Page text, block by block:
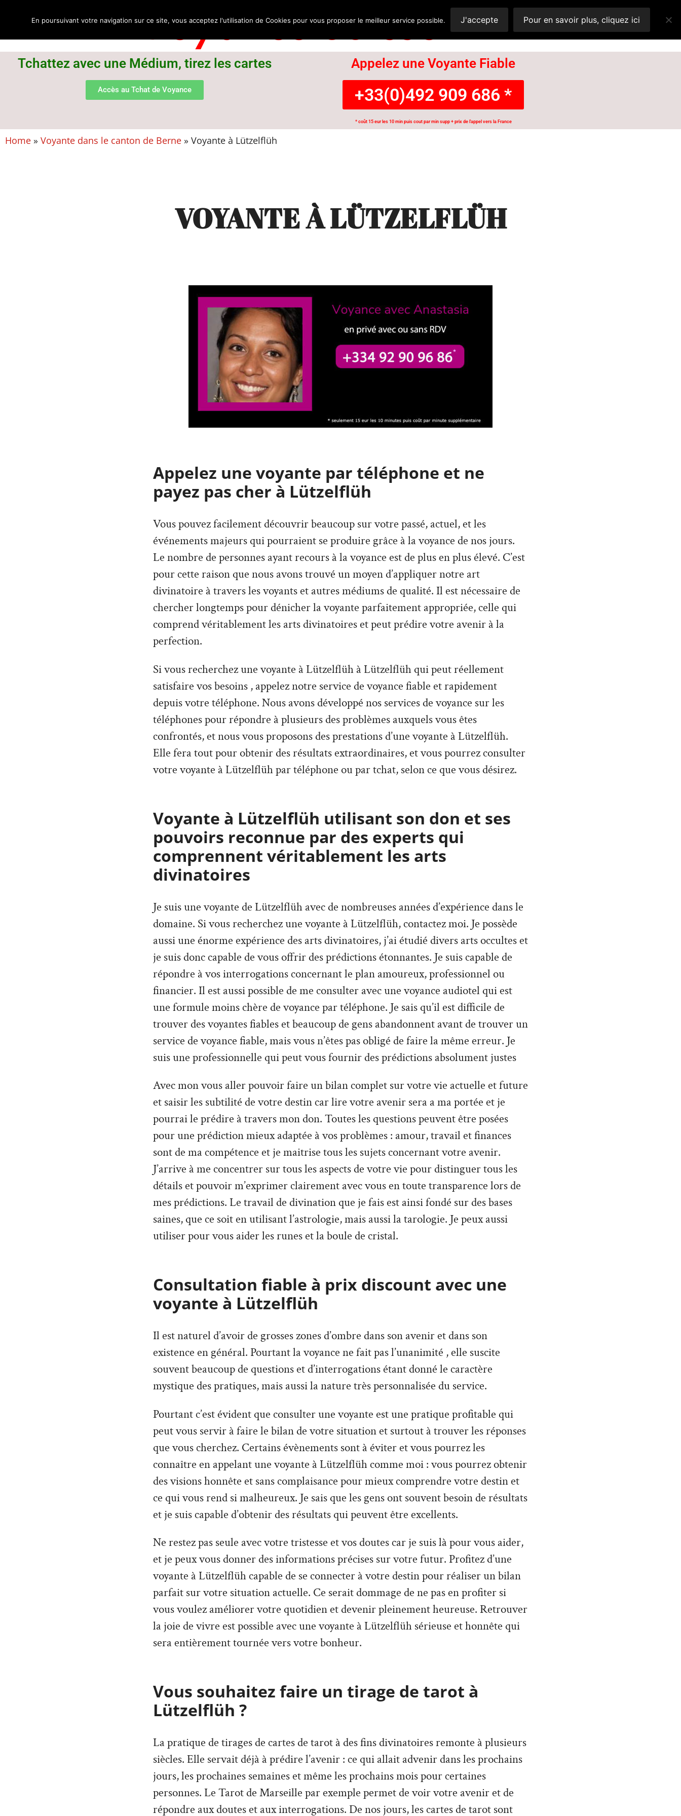
Voyance Suisse
Tchattez avec une Médium, tirez les cartes
Accès au Tchat de Voyance
Appelez une Voyante Fiable
+33(0)492 909 686 *
* coût 15 eur les 10 min puis cout par min supp + prix de l'appel vers la France
Home » Voyante dans le canton de Berne » Voyante à Lützelflüh
VOYANTE À LÜTZELFLÜH
Appelez une voyante par téléphone et ne
payez pas cher à Lützelflüh
Vous pouvez facilement découvrir beaucoup sur votre passé, actuel, et les
événements majeurs qui pourraient se produire grâce à la voyance de nos jours.
Le nombre de personnes ayant recours à la voyance est de plus en plus élevé. C’est
pour cette raison que nous avons trouvé un moyen d’appliquer notre art
divinatoire à travers les voyants et autres médiums de qualité. Il est nécessaire de
chercher longtemps pour dénicher la voyante parfaitement appropriée, celle qui
comprend véritablement les arts divinatoires et peut prédire votre avenir à la
perfection.
Si vous recherchez une voyante à Lützelflüh à Lützelflüh qui peut réellement
satisfaire vos besoins , appelez notre service de voyance fiable et rapidement
depuis votre téléphone. Nous avons développé nos services de voyance sur les
téléphones pour répondre à plusieurs des problèmes auxquels vous êtes
confrontés, et nous vous proposons des prestations d’une voyante à Lützelflüh.
Elle fera tout pour obtenir des résultats extraordinaires, et vous pourrez consulter
votre voyante à Lützelflüh par téléphone ou par tchat, selon ce que vous désirez.
Voyante à Lützelflüh utilisant son don et ses
pouvoirs reconnue par des experts qui
comprennent véritablement les arts
divinatoires
Je suis une voyante de Lützelflüh avec de nombreuses années d’expérience dans le
domaine. Si vous recherchez une voyante à Lützelflüh, contactez moi. Je possède
aussi une énorme expérience des arts divinatoires, j’ai étudié divers arts occultes et
je suis donc capable de vous offrir des prédictions étonnantes. Je suis capable de
répondre à vos interrogations concernant le plan amoureux, professionnel ou
financier. Il est aussi possible de me consulter avec une voyance audiotel qui est
une formule moins chère de voyance par téléphone. Je sais qu’il est difficile de
trouver des voyantes fiables et beaucoup de gens abandonnent avant de trouver un
service de voyance fiable, mais vous n’êtes pas obligé de faire la même erreur. Je
suis une professionnelle qui peut vous fournir des prédictions absolument justes
Avec mon vous aller pouvoir faire un bilan complet sur votre vie actuelle et future
et saisir les subtilité de votre destin car lire votre avenir sera a ma portée et je
pourrai le prédire à travers mon don. Toutes les questions peuvent être posées
pour une prédiction mieux adaptée à vos problèmes : amour, travail et finances
sont de ma compétence et je maitrise tous les sujets concernant votre avenir.
J’arrive à me concentrer sur tous les aspects de votre vie pour distinguer tous les
détails et pouvoir m’exprimer clairement avec vous en toute transparence lors de
mes prédictions. Le travail de divination que je fais est ainsi fondé sur des bases
saines, que ce soit en utilisant l’astrologie, mais aussi la tarologie. Je peux aussi
utiliser pour vous aider les runes et la boule de cristal.
Consultation fiable à prix discount avec une
voyante à Lützelflüh
Il est naturel d’avoir de grosses zones d’ombre dans son avenir et dans son
existence en général. Pourtant la voyance ne fait pas l’unanimité , elle suscite
souvent beaucoup de questions et d’interrogations étant donné le caractère
mystique des pratiques, mais aussi la nature très personnalisée du service.
Pourtant c’est évident que consulter une voyante est une pratique profitable qui
peut vous servir à faire le bilan de votre situation et surtout à trouver les réponses
que vous cherchez. Certains évènements sont à éviter et vous pourrez les
connaître en appelant une voyante à Lützelflüh comme moi : vous pourrez obtenir
des visions honnête et sans complaisance pour mieux comprendre votre destin et
ce qui vous rend si malheureux. Je sais que les gens ont souvent besoin de résultats
et je suis capable d’obtenir des résultats qui peuvent être excellents.
Ne restez pas seule avec votre tristesse et vos doutes car je suis là pour vous aider,
et je peux vous donner des informations précises sur votre futur. Profitez d’une
voyante à Lützelflüh capable de se connecter à votre destin pour réaliser un bilan
parfait sur votre situation actuelle. Ce serait dommage de ne pas en profiter si
vous voulez améliorer votre quotidien et devenir pleinement heureuse. Retrouver
la joie de vivre est possible avec une voyante à Lützelflüh sérieuse et honnête qui
sera entièrement tournée vers votre bonheur.
Vous souhaitez faire un tirage de tarot à
Lützelflüh ?
La pratique de tirages de cartes de tarot à des fins divinatoires remonte à plusieurs
siècles. Elle servait déjà à prédire l’avenir : ce qui allait advenir dans les prochains
jours, les prochaines semaines et même les prochains mois pour certaines
personnes. Le Tarot de Marseille par exemple permet de voir votre avenir et de
répondre aux doutes et aux interrogations. De nos jours, les cartes de tarot sont
En poursuivant votre navigation sur ce site, vous acceptez l'utilisation de Cookies pour vous proposer le meilleur service possible. J'accepte Pour en savoir plus, cliquez ici